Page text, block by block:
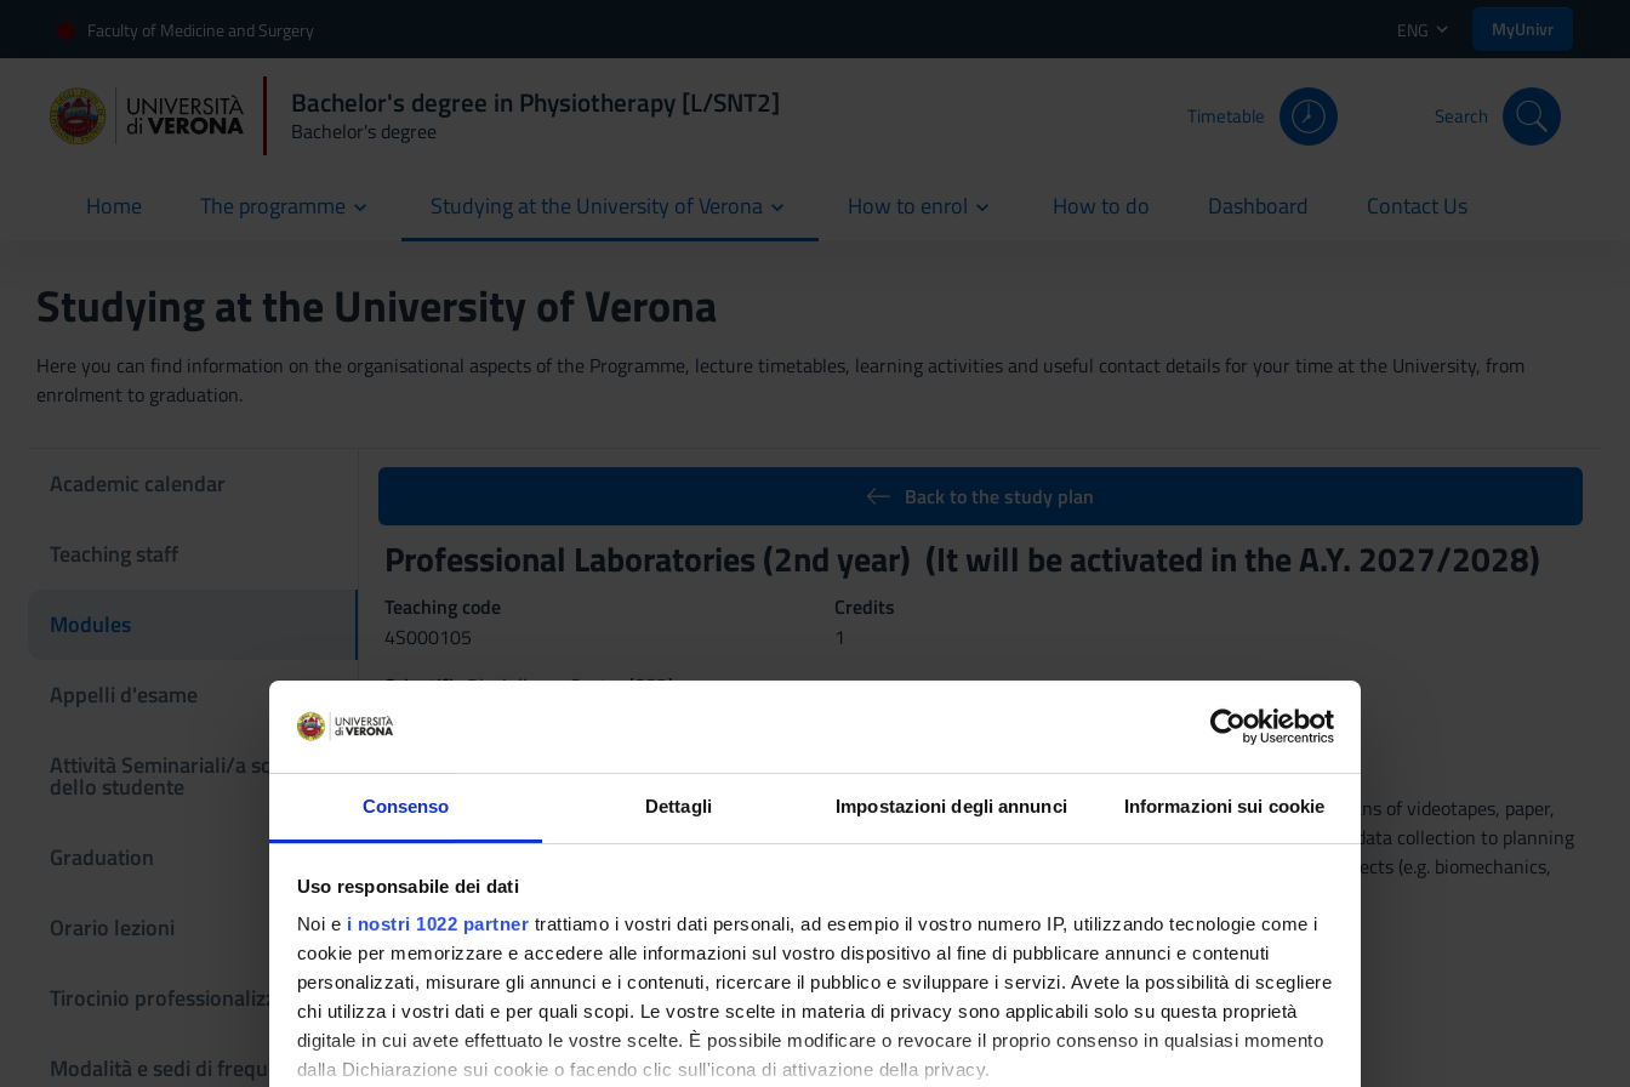
Consenso Dettagli Impostazioni degli annunci Informazioni sui cookie
Uso responsabile dei dati
Noi e i nostri 1022 partner trattiamo i vostri dati personali, ad esempio il vostro numero IP, utilizzando tecnologie come i
cookie per memorizzare e accedere alle informazioni sul vostro dispositivo al fine di pubblicare annunci e contenuti
personalizzati, misurare gli annunci e i contenuti, ricercare il pubblico e sviluppare i servizi. Avete la possibilità di scegliere
chi utilizza i vostri dati e per quali scopi. Le vostre scelte in materia di privacy sono applicabili solo su questa proprietà
digitale in cui avete effettuato le vostre scelte. È possibile modificare o revocare il proprio consenso in qualsiasi momento
dalla Dichiarazione sui cookie o facendo clic sull'icona di attivazione della privacy.
Faculty of Medicine and Surgery ENG MyUnivr
Bachelor's degree in Physiotherapy [L/SNT2]
Bachelor's degree
Timetable Search
Home
current The programme Studying at the University of Verona How to enrol How to do
current Dashboard
current Contact Us
current
Studying at the University of Verona
Here you can find information on the organisational aspects of the Programme, lecture timetables, learning activities and useful contact details for your time at the University, from
enrolment to graduation.
Academic calendar
Teaching staff
Modules
Appelli d'esame
Attività Seminariali/a scelta
dello studente
Graduation
Orario lezioni
Tirocinio professionalizzante
Modalità e sedi di frequenza
Back to the study plan
Professional Laboratories (2nd year) (It will be activated in the A.Y. 2027/2028)
Teaching code
4S000105
Credits
1
Scientific Disciplinary Sector (SSD)
MEDS-26/C - Scienze delle professioni sanitarie della riabilitazione
Learning objectives
Use knowledge acquired from frontal lessons in the planning of the physiotherapy process on real clinical cases, by means of videotapes, paper,
simulated cases with patients affected by musculoskeletal or neurological pathologies. Develop clinical reasoning from data collection to planning
and implementation of physiotherapy intervention. Organize therapeutic exercises by taking into account the main aspects (e.g. biomechanics,
communication, education and others) and applying basic manual therapy techniques.